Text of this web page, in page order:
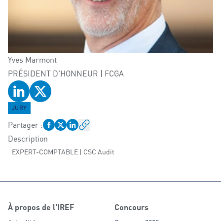
Yves Marmont
PRÉSIDENT D'HONNEUR | FCGA
Profil LinkedIn
Profil Twitter
JURY
Partager :
Description
EXPERT-COMPTABLE | CSC Audit
À propos de l'IREF Concours